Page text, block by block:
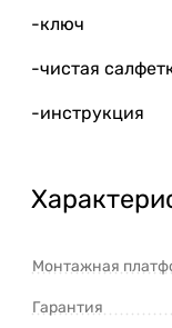
-ключ
-чистая
-инструкция
Монтажная
Гарантия